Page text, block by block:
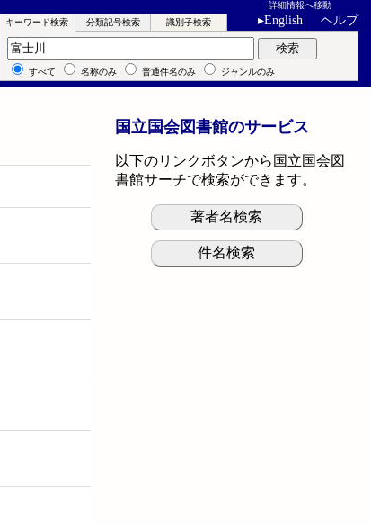
詳細情報へ移動
▸English ヘルプ
キーワード検索 分類記号検索 識別子検索
キーワード検索 検索
すべて 名称のみ 普通件名のみ ジャンルのみ
国立国会図書館のサービス
以下のリンクボタンから国立国会図
書館サーチで検索ができます。
著者名検索
件名検索